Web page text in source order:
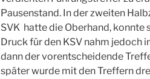
Pausenstand. In der zweiten
SVK hatte die Oberhand, konnte
Druck für den KSV nahm jedoch
dann der vorentscheidende
später wurde mit den Treffern